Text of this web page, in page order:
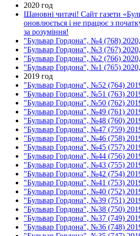
2020 год
Шановні читачі! Сайт газети
оновлюється і не працює з
за розуміння!
"Бульвар Гордона", №4 (768)
"Бульвар Гордона", №3 (767)
"Бульвар Гордона", №2 (766)
"Бульвар Гордона", №1 (765)
2019 год
"Бульвар Гордона", №52 (764)
"Бульвар Гордона", №51 (763)
"Бульвар Гордона", №50 (762)
"Бульвар Гордона", №49 (761)
"Бульвар Гордона", №48 (760)
"Бульвар Гордона", №47 (759)
"Бульвар Гордона", №46 (758)
"Бульвар Гордона", №45 (757)
"Бульвар Гордона", №44 (756)
"Бульвар Гордона", №43 (755)
"Бульвар Гордона", №42 (754)
"Бульвар Гордона", №41 (753)
"Бульвар Гордона", №40 (752)
"Бульвар Гордона", №39 (751)
"Бульвар Гордона", №38 (750)
"Бульвар Гордона", №37 (749)
"Бульвар Гордона", №36 (748)